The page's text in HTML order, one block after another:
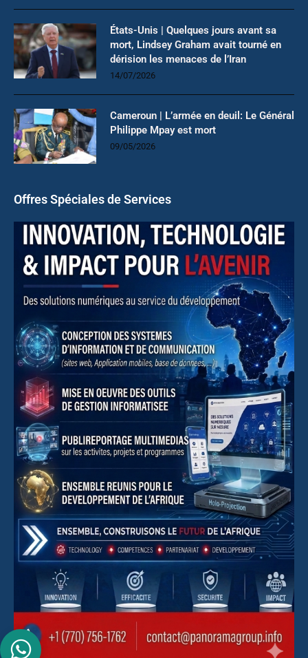
États-Unis | Quelques jours avant sa
mort, Lindsey Graham avait tourné en
dérision les menaces de l’Iran
14/07/2026
Cameroun | L’armée en deuil: Le Général
Philippe Mpay est mort
09/05/2026
Offres Spéciales de Services